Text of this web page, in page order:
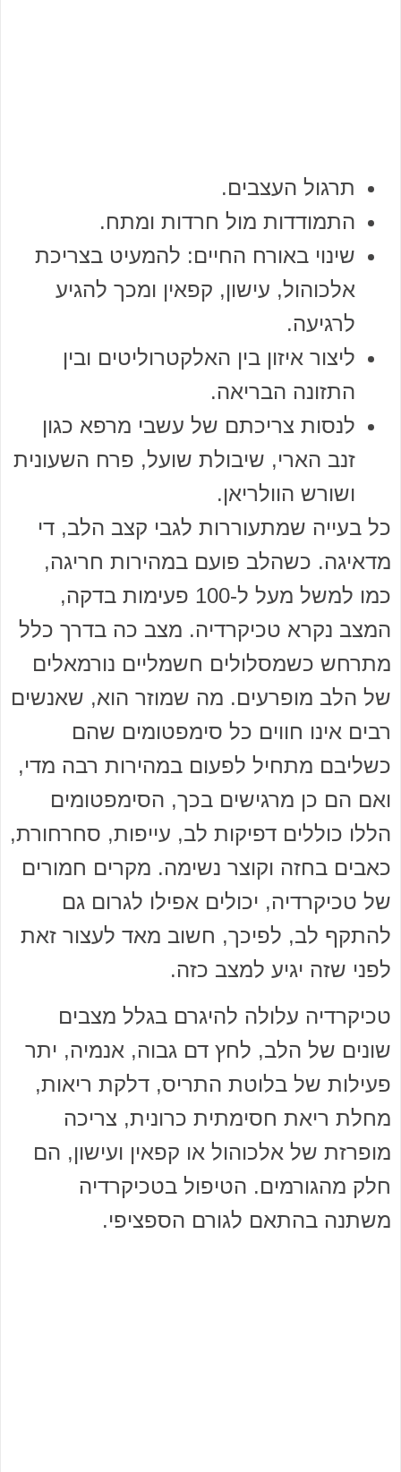
תרגול העצבים.
התמודדות מול חרדות ומתח.
שינוי באורח החיים: להמעיט בצריכת
אלכוהול, עישון, קפאין ומכך להגיע
לרגיעה.
ליצור איזון בין האלקטרוליטים ובין
התזונה הבריאה.
לנסות צריכתם של עשבי מרפא כגון
זנב הארי, שיבולת שועל, פרח השעונית
ושורש הוולריאן.
כל בעייה שמתעוררות לגבי קצב הלב, די
מדאיגה. כשהלב פועם במהירות חריגה,
כמו למשל מעל ל-100 פעימות בדקה,
המצב נקרא טכיקרדיה. מצב כה בדרך כלל
מתרחש כשמסלולים חשמליים נורמאלים
של הלב מופרעים. מה שמוזר הוא, שאנשים
רבים אינו חווים כל סימפטומים שהם
כשליבם מתחיל לפעום במהירות רבה מדי,
ואם הם כן מרגישים בכך, הסימפטומים
הללו כוללים דפיקות לב, עייפות, סחרחורת,
כאבים בחזה וקוצר נשימה. מקרים חמורים
של טכיקרדיה, יכולים אפילו לגרום גם
להתקף לב, לפיכך, חשוב מאד לעצור זאת
לפני שזה יגיע למצב כזה.
טכיקרדיה עלולה להיגרם בגלל מצבים
שונים של הלב, לחץ דם גבוה, אנמיה, יתר
פעילות של בלוטת התריס, דלקת ריאות,
מחלת ריאת חסימתית כרונית, צריכה
מופרזת של אלכוהול או קפאין ועישון, הם
חלק מהגורמים. הטיפול בטכיקרדיה
משתנה בהתאם לגורם הספציפי.